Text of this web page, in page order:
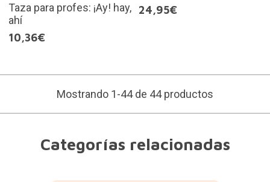
Taza para profes: ¡Ay! hay,
ahí
10,36€
24,95€
Mostrando 1-44 de 44 productos
Categorías relacionadas